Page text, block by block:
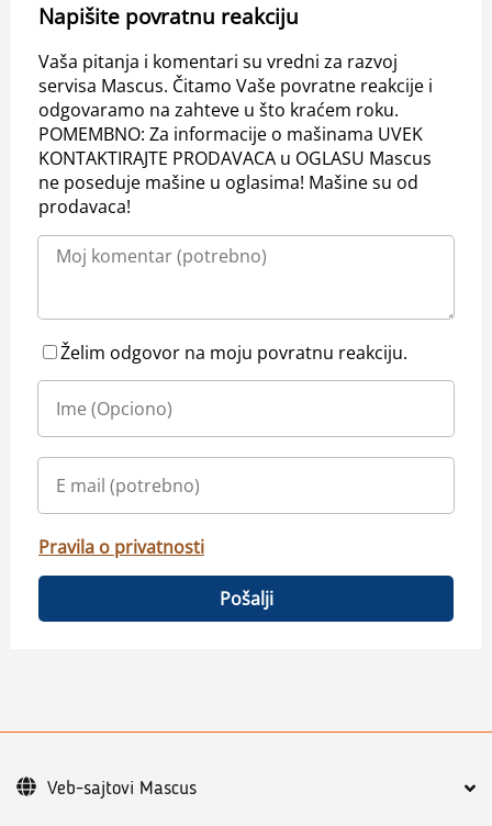
Napišite povratnu reakciju
Vaša pitanja i komentari su vredni za razvoj
servisa Mascus. Čitamo Vaše povratne reakcije i
odgovaramo na zahteve u što kraćem roku.
POMEMBNO: Za informacije o mašinama UVEK
KONTAKTIRAJTE PRODAVACA u OGLASU Mascus
ne poseduje mašine u oglasima! Mašine su od
prodavaca!
Želim odgovor na moju povratnu reakciju.
Pravila o privatnosti
Pošalji
Veb-sajtovi Mascus